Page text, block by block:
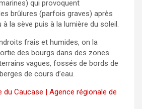
qui provoquent
brûlures (parfois graves) après
la sève puis à la lumière du soleil.
frais et humides, on la
des bourgs dans des zones
vagues, fossés de bords de
de cours d’eau.
du Caucase | Agence régionale de